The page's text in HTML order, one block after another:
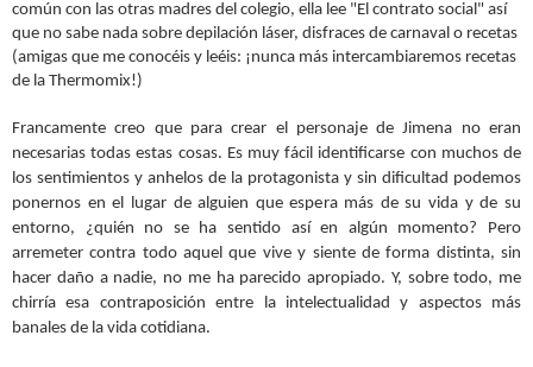
común con las otras madres del colegio, ella lee "El contrato social" así
que no sabe nada sobre depilación láser, disfraces de carnaval o recetas
(amigas que me conocéis y leéis: ¡nunca más intercambiaremos recetas
de la Thermomix!)
Francamente creo que para crear el personaje de Jimena no eran
necesarias todas estas cosas. Es muy fácil identificarse con muchos de
los sentimientos y anhelos de la protagonista y sin dificultad podemos
ponernos en el lugar de alguien que espera más de su vida y de su
entorno, ¿quién no se ha sentido así en algún momento? Pero
arremeter contra todo aquel que vive y siente de forma distinta, sin
hacer daño a nadie, no me ha parecido apropiado. Y, sobre todo, me
chirría esa contraposición entre la intelectualidad y aspectos más
banales de la vida cotidiana.